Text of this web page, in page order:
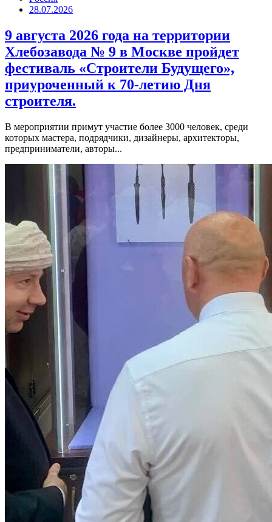
28.07.2026
9 августа 2026 года на территории
Хлебозавода № 9 в Москве пройдет
фестиваль «Строители Будущего»,
приуроченный к 70-летию Дня
строителя.
В мероприятии примут участие более 3000 человек, среди
которых мастера, подрядчики, дизайнеры, архитекторы,
предприниматели, авторы...